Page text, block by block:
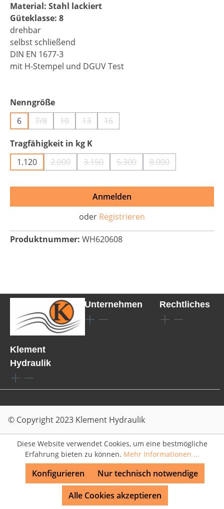
Material: Stahl lackiert
Güteklasse: 8
drehbar
selbst schließend
DIN EN 1677-3
mit H-Stempel und DGUV Test
Nenngrößeauswählen
6
7/8(Diese Option ist zurzeit nicht verfügbar.)
10(Diese Option ist zurzeit nicht verfügbar.)
13(Diese Option ist zurzeit nicht verfügbar.)
16(Diese Option ist zurzeit nicht
Tragfähigkeit in kg Kauswählen
1.120
2.000(Diese Option ist zurzeit nicht verfügbar.)
3.150(Diese Option ist zurzeit nicht
5.300(Diese Option ist zurzeit
8.000(Diese Option ist
Anmelden
oder Registrieren
Produktnummer: WH620608
Klement
Hydraulik
Unternehmen Rechtliches
© Copyright 2023 Klement Hydraulik
Diese Website verwendet Cookies, um eine bestmögliche
Erfahrung bieten zu können. Mehr Informationen ...
Nur technisch notwendige
Konfigurieren
Alle Cookies akzeptieren